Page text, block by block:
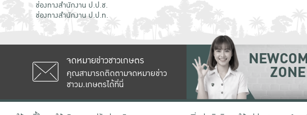
ช่องทางสำนักงาน ป.ป.ช.
ช่องทางสำนักงาน ป.ป.ท.
จดหมายข่าวชาวเกษตร
คุณสามารถติดตามจดหมายข่าว
ชาวม.เกษตรได้ที่นี่
ZONE